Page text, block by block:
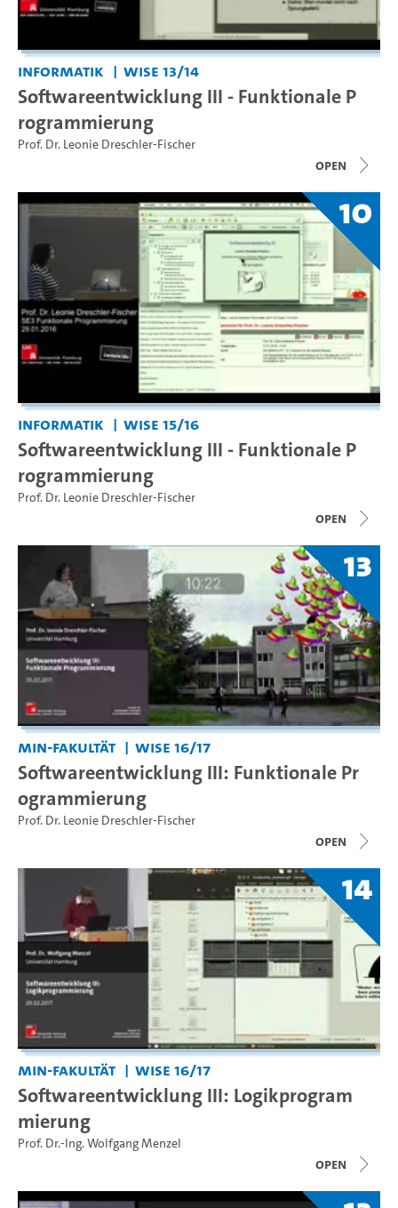
Informatik WiSe 13/14
Softwareentwicklung III - Funktionale P
rogrammierung
Prof. Dr. Leonie Dreschler-Fischer
open
10
Informatik WiSe 15/16
Softwareentwicklung III - Funktionale P
rogrammierung
Prof. Dr. Leonie Dreschler-Fischer
open
13
MIN-Fakultät WiSe 16/17
Softwareentwicklung III: Funktionale Pr
ogrammierung
Prof. Dr. Leonie Dreschler-Fischer
open
14
MIN-Fakultät WiSe 16/17
Softwareentwicklung III: Logikprogram
mierung
Prof. Dr.-Ing. Wolfgang Menzel
open